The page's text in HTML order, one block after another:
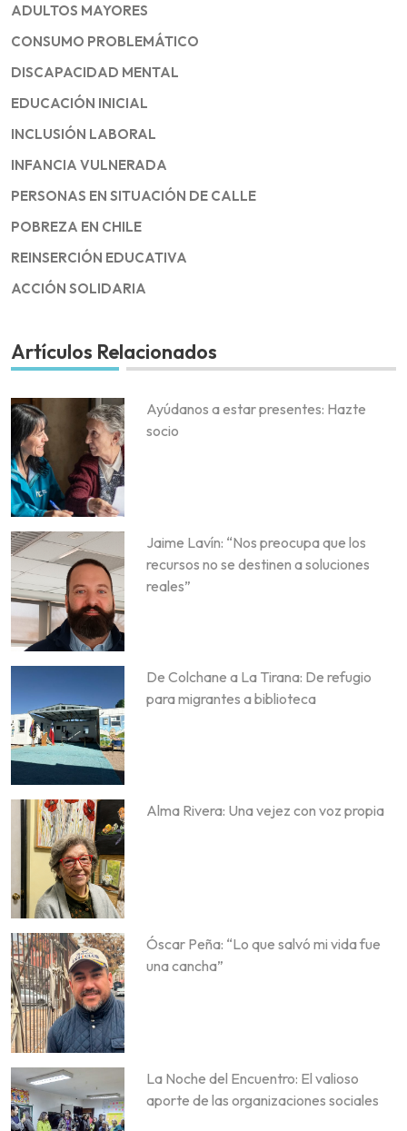
ADULTOS MAYORES
CONSUMO PROBLEMÁTICO
DISCAPACIDAD MENTAL
EDUCACIÓN INICIAL
INCLUSIÓN LABORAL
INFANCIA VULNERADA
PERSONAS EN SITUACIÓN DE CALLE
POBREZA EN CHILE
REINSERCIÓN EDUCATIVA
ACCIÓN SOLIDARIA
Artículos Relacionados
Ayúdanos a estar presentes: Hazte
socio
Jaime Lavín: “Nos preocupa que los
recursos no se destinen a soluciones
reales”
De Colchane a La Tirana: De refugio
para migrantes a biblioteca
Alma Rivera: Una vejez con voz propia
Óscar Peña: “Lo que salvó mi vida fue
una cancha”
La Noche del Encuentro: El valioso
aporte de las organizaciones sociales